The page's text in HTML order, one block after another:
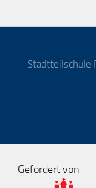
Stadtteilschule
Gefördert von